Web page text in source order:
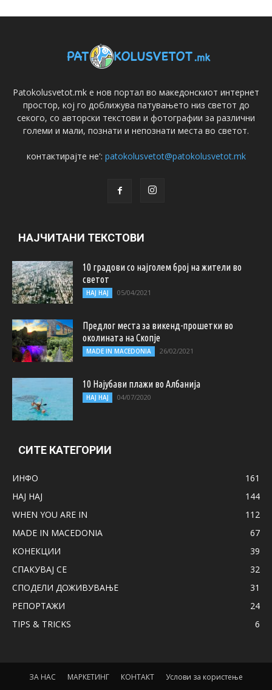
Patokolusvetot.mk е нов портал во македонскиот интернет
простор, кој го доближува патувањето низ светот до
секого, со авторски текстови и фотографии за различни
големи и мали, познати и непознати места во светот.
контактирајте не': patokolusvetot@patokolusvetot.mk
НАЈЧИТАНИ ТЕКСТОВИ
10 градови со најголем број на жители во
светот
НАЈ НАЈ 05/04/2021
Предлог места за викенд-прошетки во
околината на Скопје
MADE IN MACEDONIA 26/02/2021
10 Најубави плажи во Албанија
НАЈ НАЈ 04/07/2020
СИТЕ КАТЕГОРИИ
ИНФО
161
НАЈ НАЈ
144
WHEN YOU ARE IN
112
MADE IN MACEDONIA
67
КОНЕКЦИИ
39
СПАКУВАЈ СЕ
32
СПОДЕЛИ ДОЖИВУВАЊЕ
31
РЕПОРТАЖИ
24
TIPS & TRICKS
6
ЗА НАС МАРКЕТИНГ КОНТАКТ Услови за користење